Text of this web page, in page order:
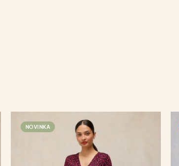
NOVINKA